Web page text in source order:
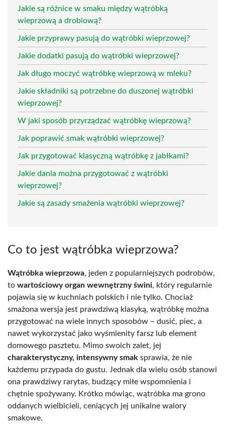
Jakie są różnice w smaku między wątróbką
wieprzową a drobiową?
Jakie przyprawy pasują do wątróbki wieprzowej?
Jakie dodatki pasują do wątróbki wieprzowej?
Jak długo moczyć wątróbkę wieprzową w mleku?
Jakie składniki są potrzebne do duszonej wątróbki
wieprzowej?
W jaki sposób przyrządzać wątróbkę wieprzową?
Jak poprawić smak wątróbki wieprzowej?
Jak przygotować klasyczną wątróbkę z jabłkami?
Jakie dania można przygotować z wątróbki
wieprzowej?
Jakie są zasady smażenia wątróbki wieprzowej?
Co to jest wątróbka wieprzowa?
Wątróbka wieprzowa, jeden z popularniejszych podrobów,
to wartościowy organ wewnętrzny świni, który regularnie
pojawia się w kuchniach polskich i nie tylko. Chociaż
smażona wersja jest prawdziwą klasyką, wątróbkę można
przygotować na wiele innych sposobów – dusić, piec, a
nawet wykorzystać jako wyśmienity farsz lub element
domowego pasztetu. Mimo swoich zalet, jej
charakterystyczny, intensywny smak sprawia, że nie
każdemu przypada do gustu. Jednak dla wielu osób stanowi
ona prawdziwy rarytas, budzący miłe wspomnienia i
chętnie spożywany. Krótko mówiąc, wątróbka ma grono
oddanych wielbicieli, ceniących jej unikalne walory
smakowe.